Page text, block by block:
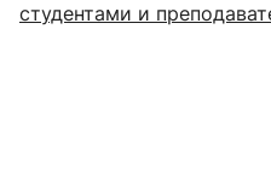
студентами и